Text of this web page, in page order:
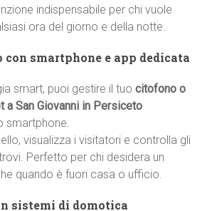
indispensabile per chi vuole
ora del giorno e della notte.
smartphone e app dedicata
smart, puoi gestire il tuocitofono o
a San Giovanni in Persiceto
smartphone.
visualizza i visitatori e controlla gli
Perfetto per chi desidera un
quando è fuori casa o ufficio.
sistemi di domotica